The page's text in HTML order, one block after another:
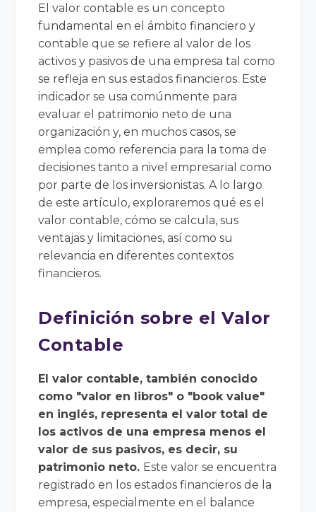
El valor contable es un concepto
fundamental en el ámbito financiero y
contable que se refiere al valor de los
activos y pasivos de una empresa tal como
se refleja en sus estados financieros. Este
indicador se usa comúnmente para
evaluar el patrimonio neto de una
organización y, en muchos casos, se
emplea como referencia para la toma de
decisiones tanto a nivel empresarial como
por parte de los inversionistas. A lo largo
de este artículo, exploraremos qué es el
valor contable, cómo se calcula, sus
ventajas y limitaciones, así como su
relevancia en diferentes contextos
financieros.
Definición sobre el Valor
Contable
El valor contable, también conocido
como "valor en libros" o "book value"
en inglés, representa el valor total de
los activos de una empresa menos el
valor de sus pasivos, es decir, su
patrimonio neto. Este valor se encuentra
registrado en los estados financieros de la
empresa, especialmente en el balance